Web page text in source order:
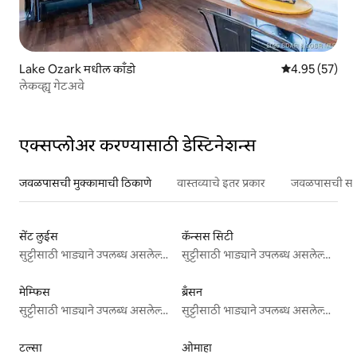
Lake Ozark मधील काँडो 5 पैकी 4.95
4.95 (57)
लेकव्ह्यू गेटअवे
एक्सप्लोअर करण्यासाठी डेस्टिनेशन्स
जवळपासची मुक्कामाची ठिकाणे वास्तव्याचे इतर प्रकार जवळपासची
सेंट लुईस
सुट्टीसाठी भाड्याने उपलब्ध असलेल्या जागा
कॅन्सस सिटी
सुट्टीसाठी भाड्याने उपलब्ध असलेल्या जागा
मेम्फिस
सुट्टीसाठी भाड्याने उपलब्ध असलेल्या जागा
ब्रँसन
सुट्टीसाठी भाड्याने उपलब्ध असलेल्या जागा
टल्सा
ओमाहा